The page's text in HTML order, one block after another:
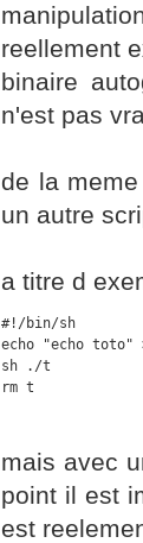
reellement
binaire
n'est pas
de la
un autre
a titre d
#!/bin/sh
echo "echo toto"
sh ./t
rm t
mais avec
point il est
est